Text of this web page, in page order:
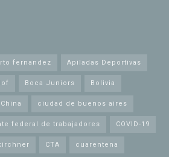
fernandez Apiladas Deportivas
Boca Juniors Bolivia
China ciudad de buenos aires
federal de trabajadores COVID-19
CTA cuarentena